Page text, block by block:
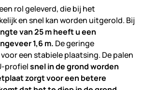
rol geleverd, die bij het
en snel kan worden uitgerold. Bij
van 25 m heeft u een
1,6 m. De geringe
een stabiele plaatsing. De palen
profielsnel in de grond worden
zorgt voor een betere